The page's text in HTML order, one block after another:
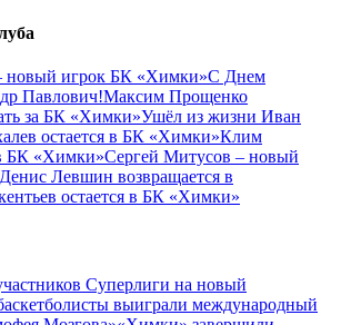
новый игрок БК «Химки»С Днем
Павлович!Максим Прощенко
за БК «Химки»Ушёл из жизни Иван
остается в БК «Химки»Клим
БК «Химки»Сергей Митусов – новый
Денис Левшин возвращается в
остается в БК «Химки»
Cуперлиги на новый
выиграли международный